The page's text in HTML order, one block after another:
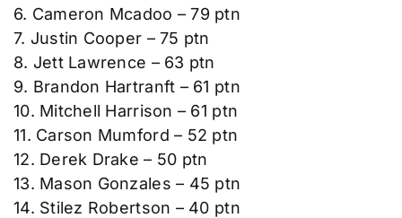
6. Cameron Mcadoo – 79 ptn
7. Justin Cooper – 75 ptn
8. Jett Lawrence – 63 ptn
9. Brandon Hartranft – 61 ptn
10. Mitchell Harrison – 61 ptn
11. Carson Mumford – 52 ptn
12. Derek Drake – 50 ptn
13. Mason Gonzales – 45 ptn
14. Stilez Robertson – 40 ptn